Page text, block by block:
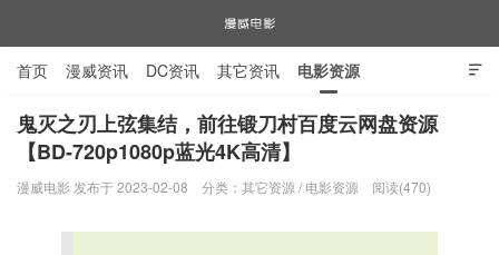
漫威电影

首页 漫威资讯 DC资讯 其它资讯 电影资源
电视剧资源 漫威图片
鬼灭之刃上弦集结，前往锻刀村百度云网盘资源
【BD-720p1080p蓝光4K高清】
漫威电影 发布于 2023-02-08 分类： 其它资源 / 电影资源 阅读(470)